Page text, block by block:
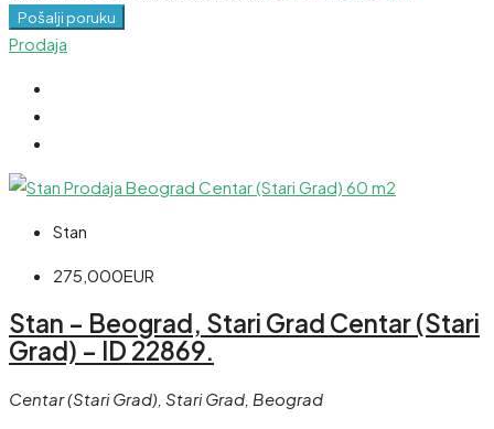
Pošalji poruku
Prodaja
Stan
275,000EUR
Stan – Beograd, Stari Grad Centar (Stari
Grad) – ID 22869.
Centar (Stari Grad), Stari Grad, Beograd